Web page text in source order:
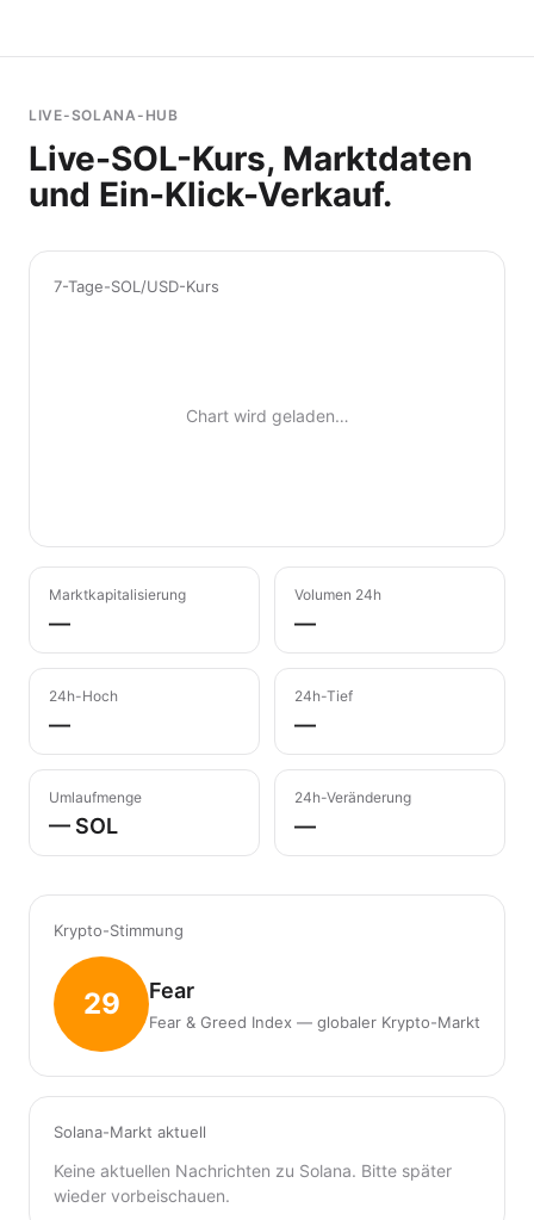
LIVE-SOLANA-HUB
Live-SOL-Kurs, Marktdaten
und Ein-Klick-Verkauf.
7-Tage-SOL/USD-Kurs
Chart wird geladen…
Marktkapitalisierung
—
Volumen 24h
—
24h-Hoch
—
24h-Tief
—
Umlaufmenge
— SOL
24h-Veränderung
—
Krypto-Stimmung
29 Fear
Fear & Greed Index — globaler Krypto-Markt
Solana-Markt aktuell
Keine aktuellen Nachrichten zu Solana. Bitte später
wieder vorbeischauen.